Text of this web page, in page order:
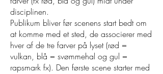
disciplinen.
Publikum bliver før scenens start bedt om
at komme med et sted, de associerer med
hver af de tre farver på lyset (rød =
vulkan, blå = svømmehal og gul =
rapsmark fx). Den første scene starter med